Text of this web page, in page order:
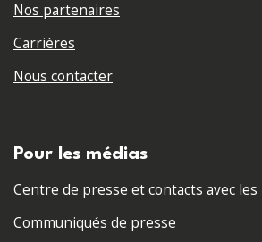
Nos partenaires
Carrières
Nous contacter
Pour les médias
Centre de presse et contacts avec les
Communiqués de presse